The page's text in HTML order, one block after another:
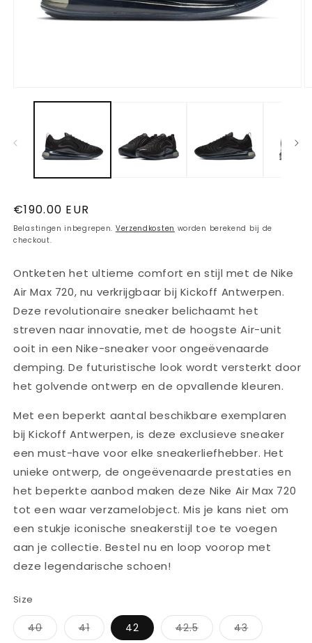
Normale
prijs
€190.00 EUR
Belastingen inbegrepen. Verzendkosten worden berekend bij de
checkout.
Ontketen het ultieme comfort en stijl met de Nike
Air Max 720, nu verkrijgbaar bij Kickoff Antwerpen.
Deze revolutionaire sneaker belichaamt het
streven naar innovatie, met de hoogste Air-unit
ooit in een Nike-sneaker voor ongeëvenaarde
demping. De futuristische look wordt versterkt door
het golvende ontwerp en de opvallende kleuren.
Met een beperkt aantal beschikbare exemplaren
bij Kickoff Antwerpen, is deze exclusieve sneaker
een must-have voor elke sneakerliefhebber. Het
unieke ontwerp, de ongeëvenaarde prestaties en
het beperkte aanbod maken deze Nike Air Max 720
tot een waar verzamelobject. Mis je kans niet om
een stukje iconische sneakerstijl toe te voegen
aan je collectie. Bestel nu en loop voorop met
deze legendarische schoen!
Size
40Variant
uitverkocht
41Variant
uitverkocht
42 42.5Variant
uitverkocht
43Variant
uitverkocht